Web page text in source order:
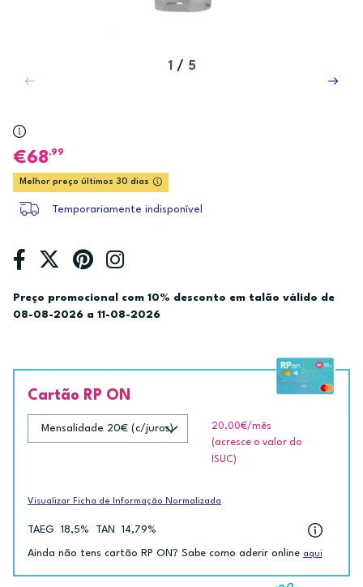
1 / 5
68,99
Melhor preço últimos 30 dias
Temporariamente indisponível
Preço promocional com 10% desconto em talão válido de
08-08-2026 a 11-08-2026
Cartão RP ON
20,00€/mês
(acresce o valor do
ISUC)
Visualizar Ficha de Informação Normalizada
TAEG 18,5% TAN 14,79%
Ainda não tens cartão RP ON? Sabe como aderir online aqui